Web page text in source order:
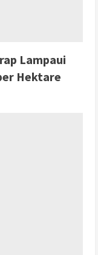
Lampaui
Hektare